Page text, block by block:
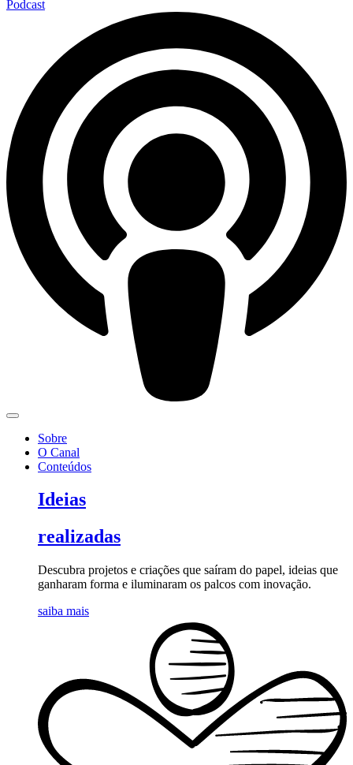
Podcast
Sobre
O Canal
Conteúdos
Ideias
realizadas
Descubra projetos e criações que saíram do papel, ideias que
ganharam forma e iluminaram os palcos com inovação.
saiba mais